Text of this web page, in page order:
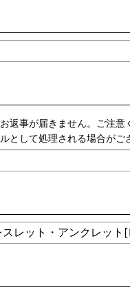
返事が届きません。ご注意
として処理される場合が